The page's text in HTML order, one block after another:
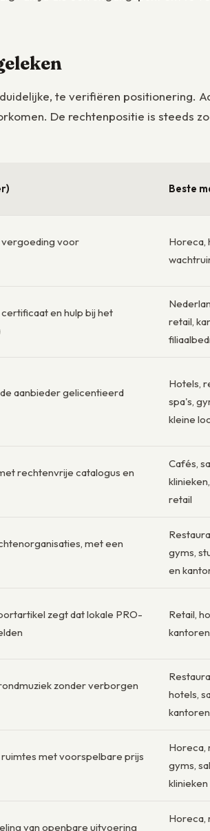
te verifiëren positionering.
De rechtenpositie is steeds
Beste
voor
Horeca,
en hulp bij het
retail,
aanbieder gelicentieerd
Hotels,
spa's,
kleine
rechtenvrije catalogus en
Cafés,
retail
met een
gyms,
en
zegt dat lokale PRO-
Retail,
zonder verborgen
hotels,
kantoren
met voorspelbare prijs
Horeca,
gyms,
klinieken
van openbare uitvoering
Horeca,